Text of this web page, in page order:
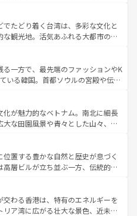
お、新着のアメリカ
を参照してほしい。
れる人々を迎えてくれるハワイの
ルフードやハワイアンミュージッ
スなど、すべてがハワイの魅力を彩
新着のハワイ情報
照してほしい。
にそびえるウルル（エアーズロッ
しい原生林やケアンズの熱帯雨林な
ん。また、カフェやワイン、オージ
充実しており、サーフィンやダイ
ど、アウトドア好きにはたまらな
多彩な魅力を存分に味わいつくそ
でたどり着く台湾は、多彩な文化と
な観光地。活気あふれる大都市の台
である台湾東部など、都市の喧騒
しており、訪れる人に新しい発見と
る。また、奥深い台湾の食文化も魅
ーツなど、バラエティ豊かな料理
なお、新着の台湾情報は コンテンツ一覧を参
る一方で、最先端のファッションやK
いる韓国。首都ソウルの宮殿や伝統
四季折々の自然美を楽しむことが
チや焼肉、絶品のストリートフード
料理が待っている。夜には、韓国な
韓国の多彩な魅力を心ゆくまで味
ってみてほしい。 なお、新着の韓国情報はコンテンツ一
化が魅力的なベトナム。南北に細長
大な田園風景や青々とした山々、世
息づく。ハノイの古い町並みやホ
治時代の建物も、独特の雰囲気を
、バラエティの豊かさとおいしさで
ー、ベトナムコーヒーなどは、ぜ
どの地域を訪れてもあたたかい人々
るので、きっと忘れられない旅にな
置する豊かな自然と歴史が息づく
高層ビルが立ち並ぶ一方、伝統的な
北部ではチェンマイなどの山岳地
南部ではプーケットやクラビの美し
分を楽しむことができる。タイ料理
交わる香港は、特有のエネルギーを
リア湾に広がる壮大な景色、近未来